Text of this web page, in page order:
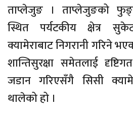
ताप्लेजुङ । ताप्लेजुङको
स्थित पर्यटकीय क्षेत्र
क्यामेराबाट निगरानी गरिने
शान्तिसुरक्षा समेतलाई
जडान गरिएसँगै सिसी
थालेको हो ।